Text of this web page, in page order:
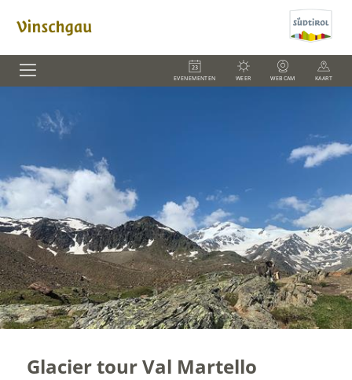
EVENEMENTEN WEER WEBCAM KAART
Glacier tour Val Martello